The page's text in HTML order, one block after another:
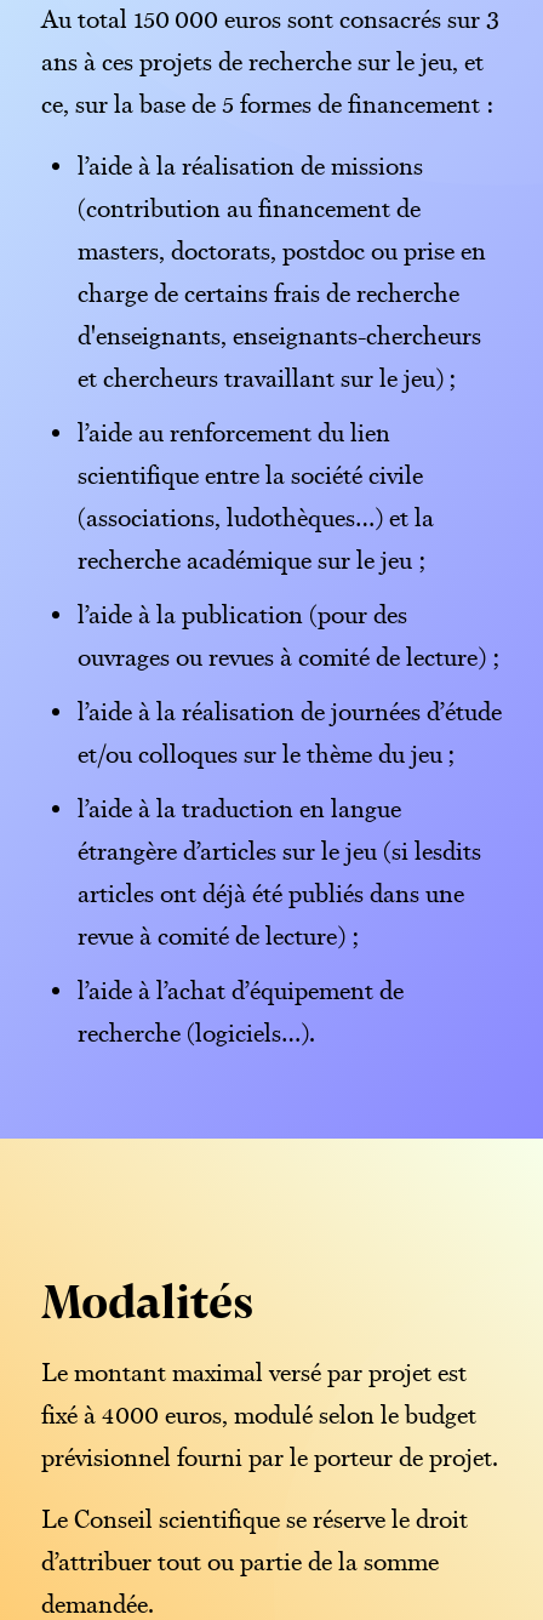
Au total 150 000 euros sont consacrés sur 3
ans à ces projets de recherche sur le jeu, et
ce, sur la base de 5 formes de financement :
l’aide à la réalisation de missions
(contribution au financement de
masters, doctorats, postdoc ou prise en
charge de certains frais de recherche
d'enseignants, enseignants-chercheurs
et chercheurs travaillant sur le jeu) ;
l’aide au renforcement du lien
scientifique entre la société civile
(associations, ludothèques…) et la
recherche académique sur le jeu ;
l’aide à la publication (pour des
ouvrages ou revues à comité de lecture) ;
l’aide à la réalisation de journées d’étude
et/ou colloques sur le thème du jeu ;
l’aide à la traduction en langue
étrangère d’articles sur le jeu (si lesdits
articles ont déjà été publiés dans une
revue à comité de lecture) ;
l’aide à l’achat d’équipement de
recherche (logiciels…).
Modalités
Le montant maximal versé par projet est
fixé à 4000 euros, modulé selon le budget
prévisionnel fourni par le porteur de projet.
Le Conseil scientifique se réserve le droit
d’attribuer tout ou partie de la somme
demandée.